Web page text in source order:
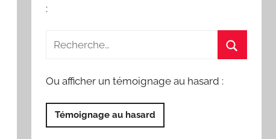
:
Ou afficher un témoignage au hasard :
Témoignage au hasard